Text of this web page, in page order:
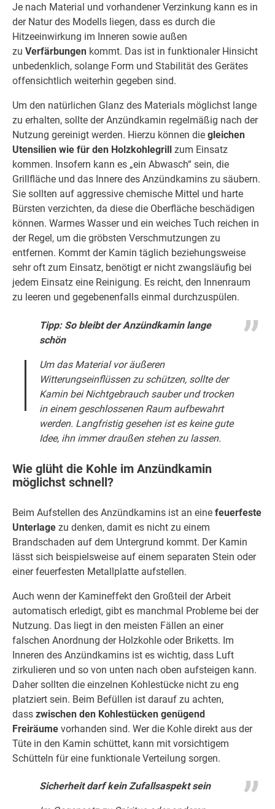
Je nach Material und vorhandener Verzinkung kann es in
der Natur des Modells liegen, dass es durch die
Hitzeeinwirkung im Inneren sowie außen
zu Verfärbungen kommt. Das ist in funktionaler Hinsicht
unbedenklich, solange Form und Stabilität des Gerätes
offensichtlich weiterhin gegeben sind.
Um den natürlichen Glanz des Materials möglichst lange
zu erhalten, sollte der Anzündkamin regelmäßig nach der
Nutzung gereinigt werden. Hierzu können die gleichen
Utensilien wie für den Holzkohlegrill zum Einsatz
kommen. Insofern kann es „ein Abwasch“ sein, die
Grillfläche und das Innere des Anzündkamins zu säubern.
Sie sollten auf aggressive chemische Mittel und harte
Bürsten verzichten, da diese die Oberfläche beschädigen
können. Warmes Wasser und ein weiches Tuch reichen in
der Regel, um die gröbsten Verschmutzungen zu
entfernen. Kommt der Kamin täglich beziehungsweise
sehr oft zum Einsatz, benötigt er nicht zwangsläufig bei
jedem Einsatz eine Reinigung. Es reicht, den Innenraum
zu leeren und gegebenenfalls einmal durchzuspülen.
Tipp: So bleibt der Anzündkamin lange
schön
Um das Material vor äußeren
Witterungseinflüssen zu schützen, sollte der
Kamin bei Nichtgebrauch sauber und trocken
in einem geschlossenen Raum aufbewahrt
werden. Langfristig gesehen ist es keine gute
Idee, ihn immer draußen stehen zu lassen.
Wie glüht die Kohle im Anzündkamin
möglichst schnell?
Beim Aufstellen des Anzündkamins ist an eine feuerfeste
Unterlage zu denken, damit es nicht zu einem
Brandschaden auf dem Untergrund kommt. Der Kamin
lässt sich beispielsweise auf einem separaten Stein oder
einer feuerfesten Metallplatte aufstellen.
Auch wenn der Kamineffekt den Großteil der Arbeit
automatisch erledigt, gibt es manchmal Probleme bei der
Nutzung. Das liegt in den meisten Fällen an einer
falschen Anordnung der Holzkohle oder Briketts. Im
Inneren des Anzündkamins ist es wichtig, dass Luft
zirkulieren und so von unten nach oben aufsteigen kann.
Daher sollten die einzelnen Kohlestücke nicht zu eng
platziert sein. Beim Befüllen ist darauf zu achten,
dass zwischen den Kohlestücken genügend
Freiräume vorhanden sind. Wer die Kohle direkt aus der
Tüte in den Kamin schüttet, kann mit vorsichtigem
Schütteln für eine funktionale Verteilung sorgen.
Sicherheit darf kein Zufallsaspekt sein